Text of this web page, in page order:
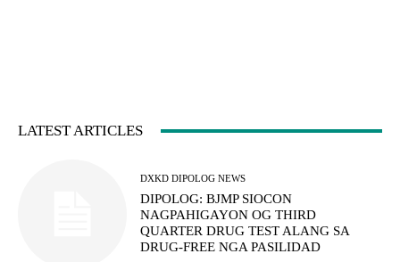
LATEST ARTICLES
DXKD DIPOLOG NEWS
DIPOLOG: BJMP SIOCON
NAGPAHIGAYON OG THIRD
QUARTER DRUG TEST ALANG SA
DRUG-FREE NGA PASILIDAD